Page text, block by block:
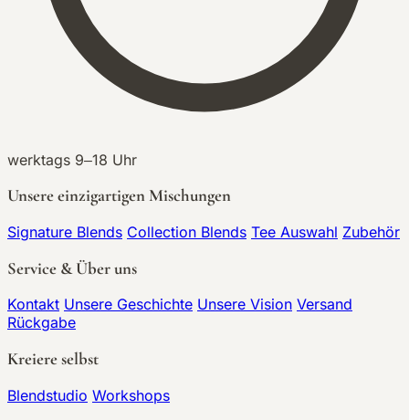
werktags 9–18 Uhr
Unsere einzigartigen Mischungen
Signature Blends Collection Blends Tee Auswahl Zubehör
Service & Über uns
Kontakt Unsere Geschichte Unsere Vision Versand
Rückgabe
Kreiere selbst
Blendstudio Workshops